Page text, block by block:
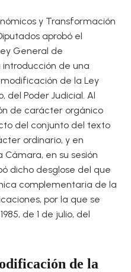
y Transformación
aprobó el
General de
de una
de la Ley
del Poder Judicial. Al
de carácter orgánico
del conjunto del texto
ordinario, y en
Cámara, en su sesión
dicho desglose del que
complementaria de la
por la que se
de 1 de julio, del
de la